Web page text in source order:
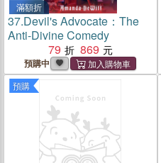
滿額折
37.Devil's Advocate：The
Anti-Divine Comedy
79
869
預購中
預購